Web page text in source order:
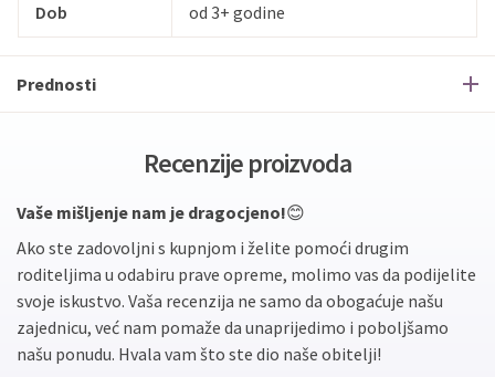
Dob od 3+ godine
Prednosti
Recenzije proizvoda
Vaše mišljenje nam je dragocjeno!😊
Ako ste zadovoljni s kupnjom i želite pomoći drugim
roditeljima u odabiru prave opreme, molimo vas da podijelite
svoje iskustvo. Vaša recenzija ne samo da obogaćuje našu
zajednicu, već nam pomaže da unaprijedimo i poboljšamo
našu ponudu. Hvala vam što ste dio naše obitelji!